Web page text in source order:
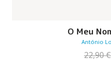
O Meu
António
22,90€